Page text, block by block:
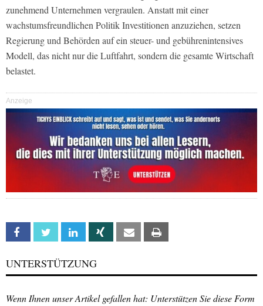
zunehmend Unternehmen vergraulen. Anstatt mit einer
wachstumsfreundlichen Politik Investitionen anzuziehen, setzen
Regierung und Behörden auf ein steuer- und gebührenintensives
Modell, das nicht nur die Luftfahrt, sondern die gesamte Wirtschaft
belastet.
Anzeige
Facebook Twitter Linkedin Xing Email
UNTERSTÜTZUNG
Wenn Ihnen unser Artikel gefallen hat: Unterstützen Sie diese Form